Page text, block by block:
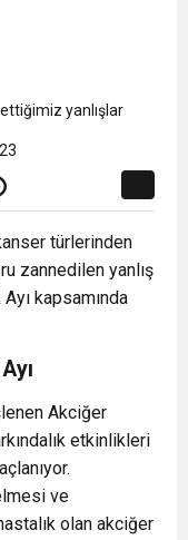
türlerinden
zannedilen yanlış
kapsamında
Akciğer
etkinlikleri
ve
olan akciğer